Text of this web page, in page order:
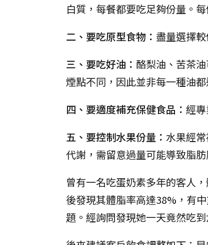
白質，每餐都要吃足夠份量。
二、要吃原型食物： 盡量選擇
三、要吃好油： 酪梨油、苦茶
煙點不同，因此並非每一種油
四、要適度補充保健食品： 經
五、要控制水果份量： 水果經
代謝，需留意過量可能導致脂肪
曾有一名吃蛋奶素多年的客人
後發現其體脂率高達38%，有
題。經詢問發現她一天竟然吃